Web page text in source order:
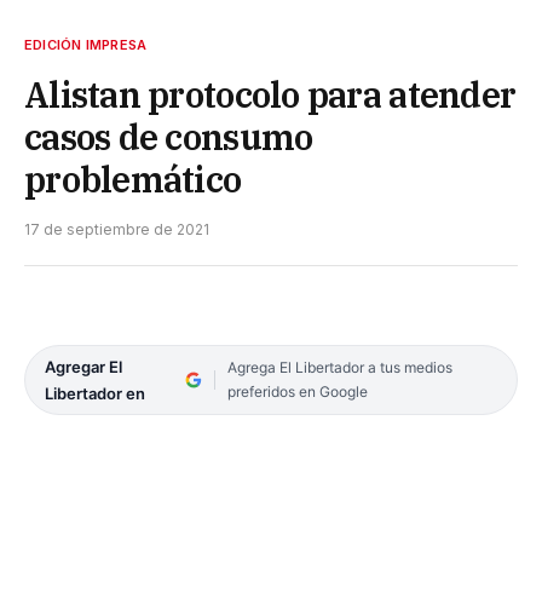
EDICIÓN IMPRESA
Alistan protocolo para atender
casos de consumo
problemático
17 de septiembre de 2021
Agregar El
Libertador en
Agrega El Libertador a tus medios
preferidos en Google